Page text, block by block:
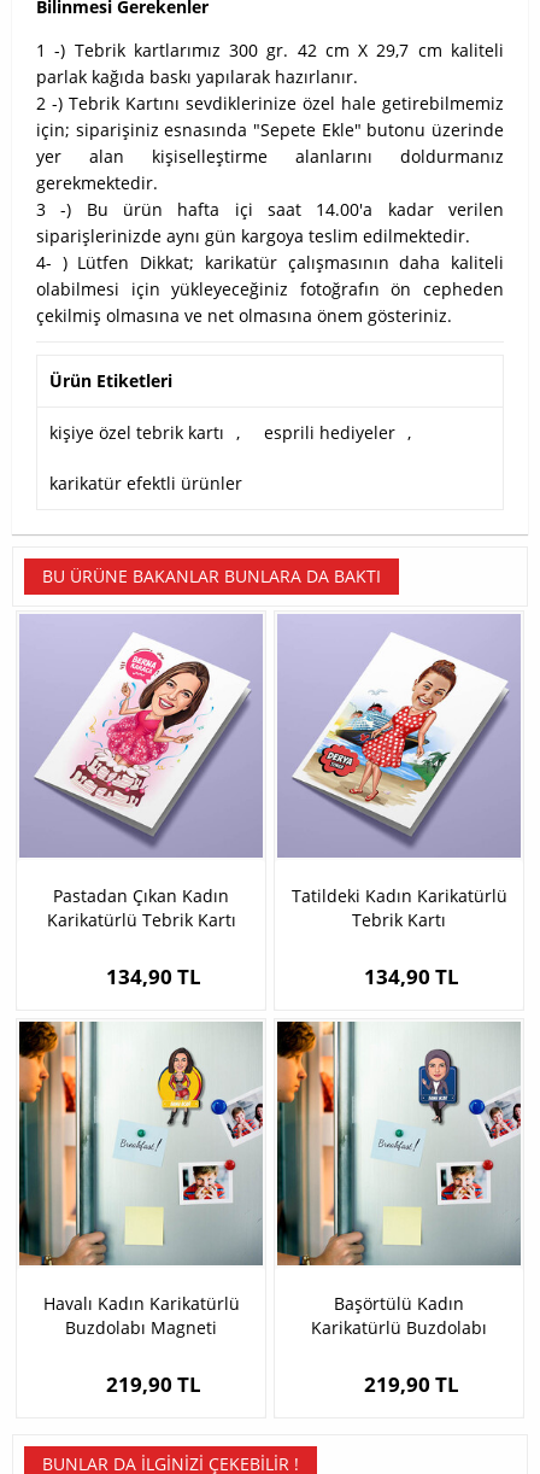
Bilinmesi Gerekenler
1 -) Tebrik kartlarımız 300 gr. 42 cm X 29,7 cm kaliteli
parlak kağıda baskı yapılarak hazırlanır.
2 -) Tebrik Kartını sevdiklerinize özel hale getirebilmemiz
için; siparişiniz esnasında "Sepete Ekle" butonu üzerinde
yer alan kişiselleştirme alanlarını doldurmanız
gerekmektedir.
3 -) Bu ürün hafta içi saat 14.00'a kadar verilen
siparişlerinizde aynı gün kargoya teslim edilmektedir.
4- ) Lütfen Dikkat; karikatür çalışmasının daha kaliteli
olabilmesi için yükleyeceğiniz fotoğrafın ön cepheden
çekilmiş olmasına ve net olmasına önem gösteriniz.
Ürün Etiketleri
kişiye özel tebrik kartı , esprili hediyeler ,
karikatür efektli ürünler
BU ÜRÜNE BAKANLAR BUNLARA DA BAKTI
Pastadan Çıkan Kadın
Karikatürlü Tebrik Kartı
134,90 TL
Tatildeki Kadın Karikatürlü
Tebrik Kartı
134,90 TL
Havalı Kadın Karikatürlü
Buzdolabı Magneti
219,90 TL
Başörtülü Kadın
Karikatürlü Buzdolabı
219,90 TL
BUNLAR DA İLGINIZI ÇEKEBILIR !